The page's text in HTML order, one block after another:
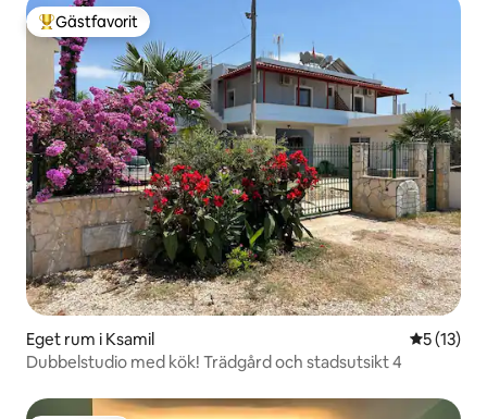
Populär gästfavorit
Gästfavorit
Eget rum i Ksamil 5 av 5 i
5 (13)
Dubbelstudio med kök! Trädgård och stadsutsikt 4